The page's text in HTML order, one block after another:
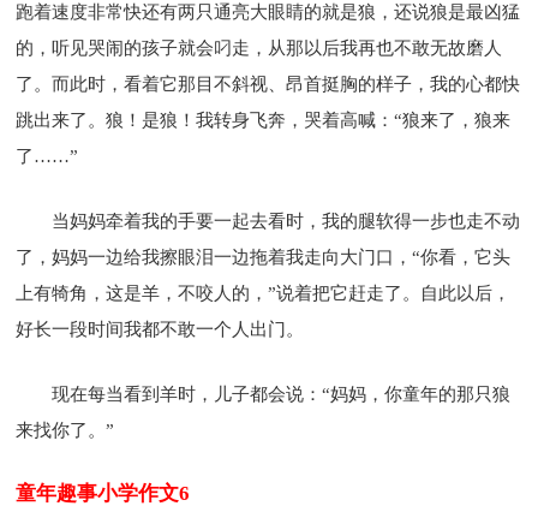
跑着速度非常快还有两只通亮大眼睛的就是狼，还说狼是最凶猛
的，听见哭闹的孩子就会叼走，从那以后我再也不敢无故磨人
了。而此时，看着它那目不斜视、昂首挺胸的样子，我的心都快
跳出来了。狼！是狼！我转身飞奔，哭着高喊：“狼来了，狼来
了……”
当妈妈牵着我的手要一起去看时，我的腿软得一步也走不动
了，妈妈一边给我擦眼泪一边拖着我走向大门口，“你看，它头
上有犄角，这是羊，不咬人的，”说着把它赶走了。自此以后，
好长一段时间我都不敢一个人出门。
现在每当看到羊时，儿子都会说：“妈妈，你童年的那只狼
来找你了。”
童年趣事小学作文6